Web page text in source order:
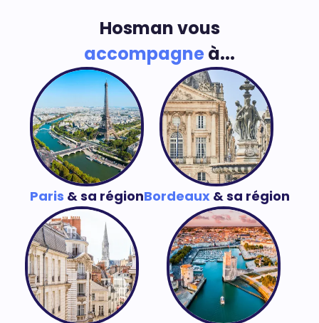
Hosman vous
accompagneà...
Paris & sa régionBordeaux& sa région